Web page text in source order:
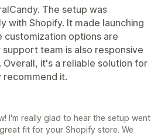
The setup was
with Shopify. It made launching
customization options are
team is also responsive
it's a reliable solution for
recommend it.
I'm really glad to hear the setup went
fit for your Shopify store. We